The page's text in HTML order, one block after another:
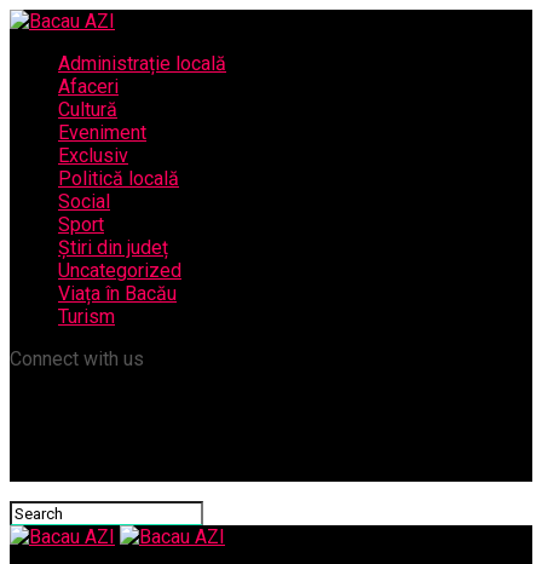
Administrație locală
Afaceri
Cultură
Eveniment
Exclusiv
Politică locală
Social
Sport
Știri din județ
Uncategorized
Viața în Bacău
Turism
Connect with us